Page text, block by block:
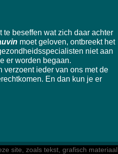
beseffen wat zich daar achter
moet geloven, ontbreekt het
niet aan
er worden begaan.
verzoent ieder van ons met de
En dan kun je er
site, zoals tekst, grafisch materiaal,